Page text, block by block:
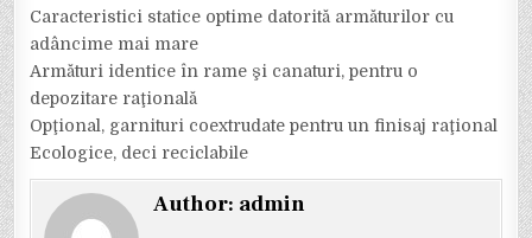
Caracteristici statice optime datorită armăturilor cu
adâncime mai mare
Armături identice în rame şi canaturi, pentru o
depozitare raţională
Opţional, garnituri coextrudate pentru un finisaj raţional
Ecologice, deci reciclabile
Author: admin